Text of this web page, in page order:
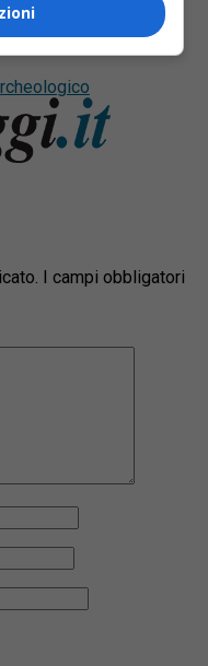
Oggi Borgosesiae
I campi obbligatori